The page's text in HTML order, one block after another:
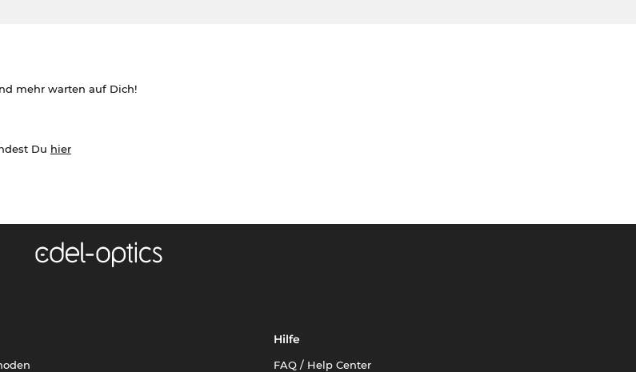
mehr warten auf Dich!
Du hier
Hilfe
FAQ / Help Center